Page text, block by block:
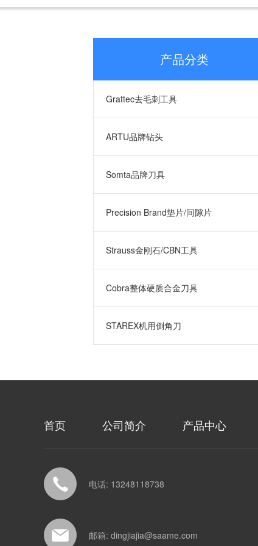
产品分类
Grattec去毛刺工具
ARTU品牌钻头
Somta品牌刀具
Precision Brand垫片/间隙片
Strauss金刚石/CBN工具
Cobra整体硬质合金刀具
STAREX机用倒角刀
首页 公司简介 产品中心
电话: 13248118738
邮箱: dingjiajia@saame.com